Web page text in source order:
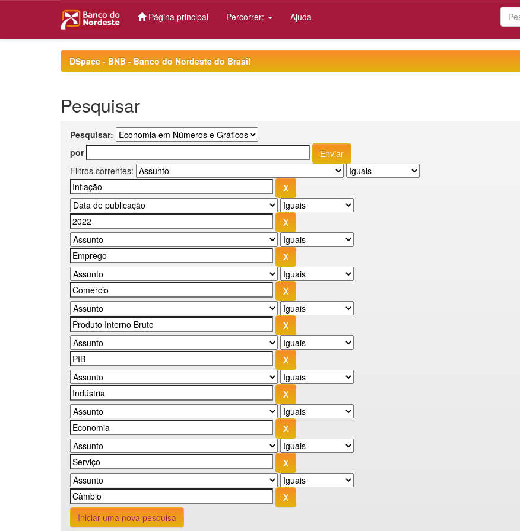
Página principal Percorrer: Ajuda
DSpace - BNB - Banco do Nordeste do Brasil
Pesquisar
Pesquisar:
por
Filtros correntes:
Iniciar uma nova pesquisa